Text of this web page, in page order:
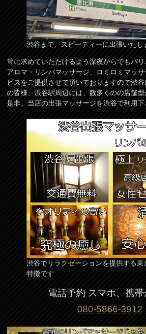
渋谷まで、スピーディーに出張いたし
常に求めていただけるよう深夜からでもバ
アロマ・リンパマッサージ、ロミロミマッ
ビスをご提供させて頂いておりますので渋
の皆様、渋谷駅周辺には、数多くのの店舗
是非、当店の出張マッサージを渋谷で利用
渋谷でリラクゼーションを提供する
特徴です
電話予約 スマホ、携
080-5866-3912